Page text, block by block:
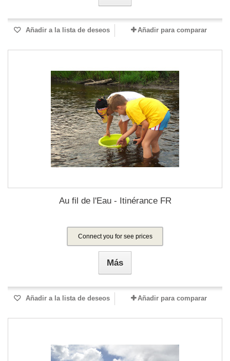
Añadir a la lista de deseos Añadir para comparar
Au fil de l'Eau - Itinérance FR
Connect you for see prices
Más
Añadir a la lista de deseos Añadir para comparar